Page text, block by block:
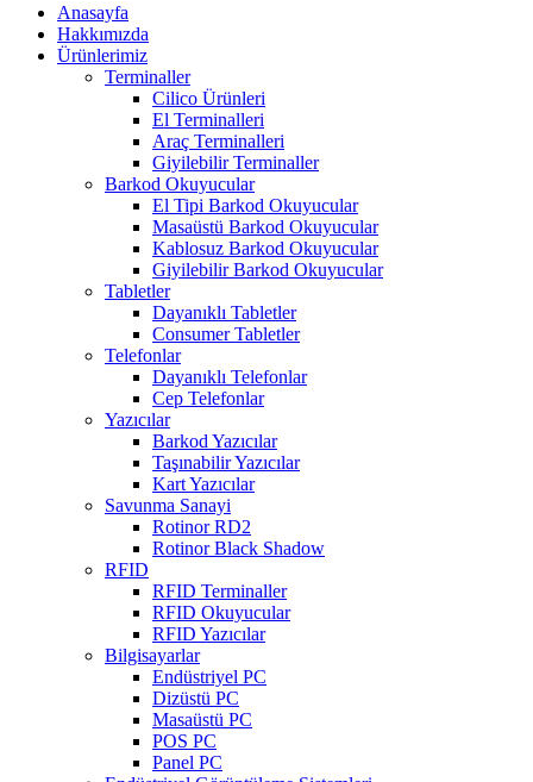
Anasayfa
Hakkımızda
Ürünlerimiz
Terminaller
Cilico Ürünleri
El Terminalleri
Araç Terminalleri
Giyilebilir Terminaller
Barkod Okuyucular
El Tipi Barkod Okuyucular
Masaüstü Barkod Okuyucular
Kablosuz Barkod Okuyucular
Giyilebilir Barkod Okuyucular
Tabletler
Dayanıklı Tabletler
Consumer Tabletler
Telefonlar
Dayanıklı Telefonlar
Cep Telefonlar
Yazıcılar
Barkod Yazıcılar
Taşınabilir Yazıcılar
Kart Yazıcılar
Savunma Sanayi
Rotinor RD2
Rotinor Black Shadow
RFID
RFID Terminaller
RFID Okuyucular
RFID Yazıcılar
Bilgisayarlar
Endüstriyel PC
Dizüstü PC
Masaüstü PC
POS PC
Panel PC